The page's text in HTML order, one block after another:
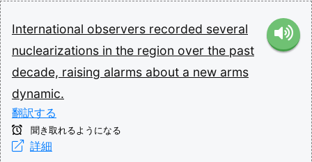
International observers recorded several
nuclearizations in the region over the past
decade, raising alarms about a new arms
dynamic.
翻訳する
聞き取れるようになる
詳細